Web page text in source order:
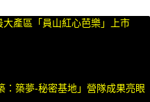
產區「員山紅心芭樂」上市
：築夢-秘密基地」營隊成果亮眼